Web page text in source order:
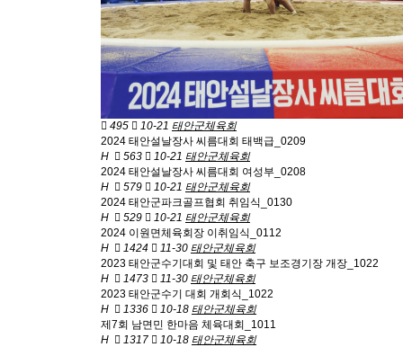
495 10-21 태안군체육회
2024 태안설날장사 씨름대회 태백급_0209
H
563 10-21 태안군체육회
2024 태안설날장사 씨름대회 여성부_0208
H
579 10-21 태안군체육회
2024 태안군파크골프협회 취임식_0130
H
529 10-21 태안군체육회
2024 이원면체육회장 이취임식_0112
H
1424 11-30 태안군체육회
2023 태안군수기대회 및 태안 축구 보조경기장 개장_1022
H
1473 11-30 태안군체육회
2023 태안군수기 대회 개회식_1022
H
1336 10-18 태안군체육회
제7회 남면민 한마음 체육대회_1011
H
1317 10-18 태안군체육회